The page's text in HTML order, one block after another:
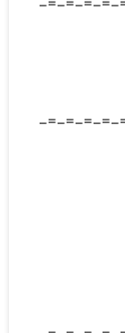
-=-=-=-=-
-=-=-=-=-